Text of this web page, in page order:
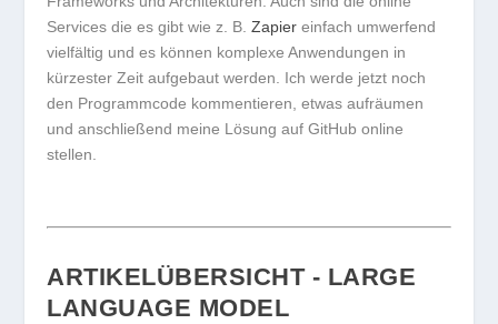
Services die es gibt wie z. B.Zapier einfach umwerfend
vielfältig und es können komplexe Anwendungen in
kürzester Zeit aufgebaut werden. Ich werde jetzt noch
den Programmcode kommentieren, etwas aufräumen
und anschließend meine Lösung auf GitHub online
stellen.
ARTIKELÜBERSICHT - LARGE
LANGUAGE MODEL